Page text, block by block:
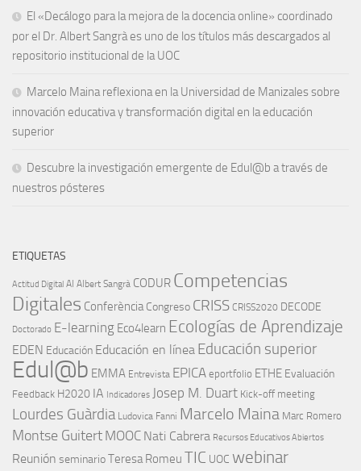
El «Decálogo para la mejora de la docencia online» coordinado
por el Dr. Albert Sangrà es uno de los títulos más descargados al
repositorio institucional de la UOC
Marcelo Maina reflexiona en la Universidad de Manizales sobre
innovación educativa y transformación digital en la educación
superior
Descubre la investigación emergente de Edul@b a través de
nuestros pósteres
ETIQUETAS
Actitud Digital AI Albert Sangrà CODUR Competencias
Digitales Conferència Congreso CRISS CRISS2020 DECODE
Doctorado E-learning Eco4learn Ecologías de Aprendizaje
EDEN Educación Educación en línea Educación superior
Edul@b EMMA Entrevista EPICA eportfolio ETHE Evaluación
Feedback H2020 IA Indicadores Josep M. Duart Kick-off meeting
Lourdes Guàrdia Ludovica Fanni Marcelo Maina Marc Romero
Montse Guitert MOOC Nati Cabrera Recursos Educativos Abiertos
Reunión seminarioTeresa Romeu TIC UOC webinar